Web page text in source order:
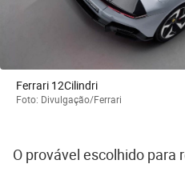
Ferrari 12Cilindri
Foto: Divulgação/Ferrari
O provável escolhido para